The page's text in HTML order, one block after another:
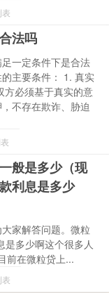
法吗
一定条件下是合法
主要条件： 1. 真实
方必须基于真实的意
不存在欺诈、胁迫
般是多少（现
利息是多少
家解答问题。微粒
是多少啊这个很多人
前在微粒贷上...